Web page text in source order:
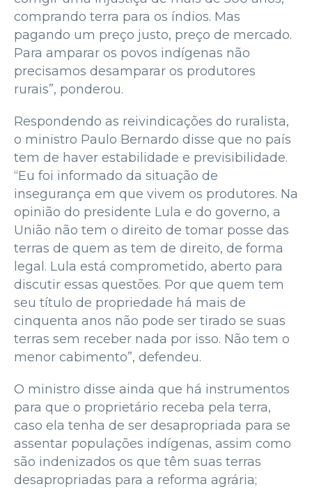
comprando terra para os índios. Mas
pagando um preço justo, preço de mercado.
Para amparar os povos indígenas não
precisamos desamparar os produtores
rurais”, ponderou.
Respondendo as reivindicações do ruralista,
o ministro Paulo Bernardo disse que no país
tem de haver estabilidade e previsibilidade.
“Eu foi informado da situação de
insegurança em que vivem os produtores. Na
opinião do presidente Lula e do governo, a
União não tem o direito de tomar posse das
terras de quem as tem de direito, de forma
legal. Lula está comprometido, aberto para
discutir essas questões. Por que quem tem
seu título de propriedade há mais de
cinquenta anos não pode ser tirado se suas
terras sem receber nada por isso. Não tem o
menor cabimento”, defendeu.
O ministro disse ainda que há instrumentos
para que o proprietário receba pela terra,
caso ela tenha de ser desapropriada para se
assentar populações indígenas, assim como
são indenizados os que têm suas terras
desapropriadas para a reforma agrária;